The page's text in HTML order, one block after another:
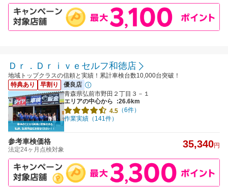
Ｄｒ．Ｄｒｉｖｅセルフ和徳店
地域トップクラスの信頼と実績！累計車検台数10,000台突破！
特典あり
早割り
優良店
青森県弘前市野田２丁目３－１
エリアの中心から
:26.6km
4.5 （6件）
作業実績（141件）
参考車検価格
法定24ヶ月点検対象 35,340円